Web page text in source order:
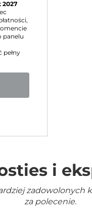
2027
panelu
pełny
i
za polecenie.